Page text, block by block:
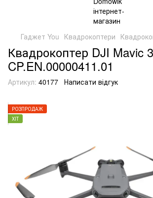
Гаджет You Квадрокоптери
Квадрокоптер DJI Mavic
CP.EN.00000411.01
Артикул: 40177 Написати відгук
РОЗПРОДАЖ
ХІТ